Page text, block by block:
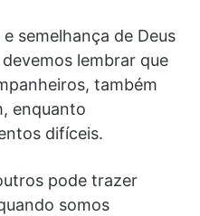
semelhança de Deus
lembrar que
também
enquanto
difíceis.
pode trazer
somos